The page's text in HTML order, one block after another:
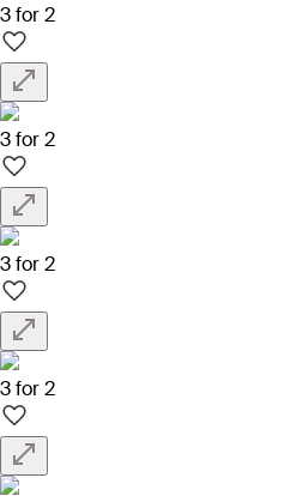
3 for 2
3 for 2
3 for 2
3 for 2